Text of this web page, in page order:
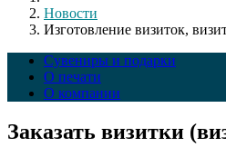
Новости
Изготовление визиток,
Сувениры и подарки
О печати
О компании
Заказать визитки